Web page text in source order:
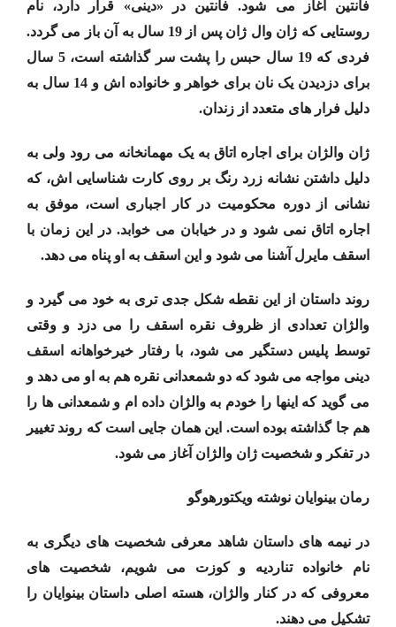
فانتین آغاز می شود. فانتین در «دینی» قرار دارد، نام
روستایی که ژان وال ژان پس از 19 سال به آن باز می گردد.
فردی که 19 سال حبس را پشت سر گذاشته است، 5 سال
برای دزدیدن یک نان برای خواهر و خانواده اش و 14 سال به
دلیل فرار های متعدد از زندان.
ژان والژان برای اجاره اتاق به یک مهمانخانه می رود ولی به
دلیل داشتن نشانه زرد رنگ بر روی کارت شناسایی اش، که
نشانی از دوره محکومیت در کار اجباری است، موفق به
اجاره اتاق نمی شود و در خیابان می خوابد. در این زمان با
اسقف مایرل آشنا می شود و این اسقف به او پناه می دهد.
روند داستان از این نقطه شکل جدی تری به خود می گیرد و
والژان تعدادی از ظروف نقره اسقف را می دزد و وقتی
توسط پلیس دستگیر می شود، با رفتار خیرخواهانه اسقف
دینی مواجه می شود که دو شمعدانی نقره هم به او می دهد و
می گوید که اینها را خودم به والژان داده ام و شمعدانی ها را
هم جا گذاشته بوده است. این همان جایی است که روند تغییر
در تفکر و شخصیت ژان والژان آغاز می شود.
رمان بینوایان نوشته ویکتورهوگو
در نیمه های داستان شاهد معرفی شخصیت های دیگری به
نام خانواده تناردیه و کوزت می شویم، شخصیت های
معروفی که در کنار والژان، هسته اصلی داستان بینوایان را
تشکیل می دهند.